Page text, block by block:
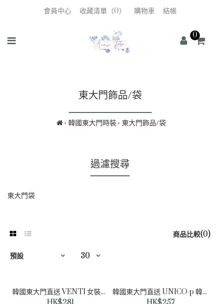
會員中心 收藏清單（0） 購物車 結帳
0
東大門飾品/袋
韓國東大門時裝 東大門飾品/袋
過濾搜尋
東大門袋
商品比較(0)
韓國東大門直送 VENTI 女裝手提包
韓國東大門直送 UNICO-p 韓國女裝手提包